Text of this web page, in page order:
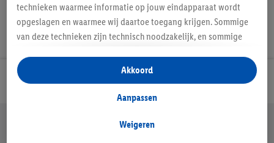
Lidl Nieuwsbrief
Jouw voordelen bij ons als Lidl webshop klant
technieken waarmee informatie op jouw eindapparaat wordt
opgeslagen en waarmee wij daartoe toegang krijgen. Sommige
van deze technieken zijn technisch noodzakelijk, en sommige
opslaan van voorkeursinstellingen, het verzamelen en
analyseren van statistieken of voor het tonen van
gepersonaliseerde reclame binnen en buiten de Lidl-diensten.
gegevens over jouw aankoopgedrag in de winkel ook voor de
Weigeren
Aanpassen
Akkoord